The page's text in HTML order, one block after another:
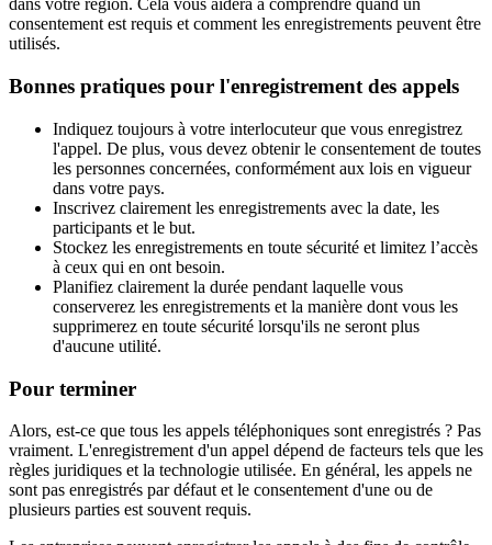
dans votre région. Cela vous aidera à comprendre quand un
consentement est requis et comment les enregistrements peuvent être
utilisés.
Bonnes pratiques pour l'enregistrement des appels
Indiquez toujours à votre interlocuteur que vous enregistrez
l'appel. De plus, vous devez obtenir le consentement de toutes
les personnes concernées, conformément aux lois en vigueur
dans votre pays.
Inscrivez clairement les enregistrements avec la date, les
participants et le but.
Stockez les enregistrements en toute sécurité et limitez l’accès
à ceux qui en ont besoin.
Planifiez clairement la durée pendant laquelle vous
conserverez les enregistrements et la manière dont vous les
supprimerez en toute sécurité lorsqu'ils ne seront plus
d'aucune utilité.
Pour terminer
Alors, est-ce que tous les appels téléphoniques sont enregistrés ? Pas
vraiment. L'enregistrement d'un appel dépend de facteurs tels que les
règles juridiques et la technologie utilisée. En général, les appels ne
sont pas enregistrés par défaut et le consentement d'une ou de
plusieurs parties est souvent requis.